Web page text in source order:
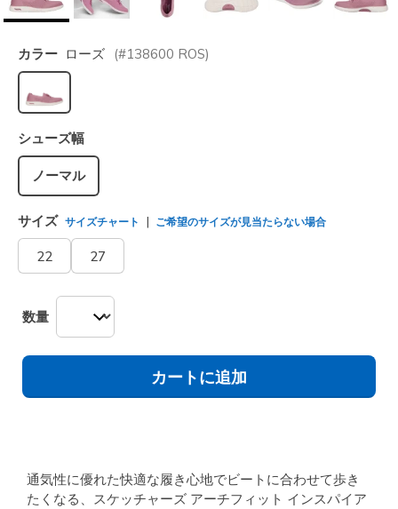
カラー ローズ (#138600 ROS)
選択されました
シューズ幅
ノーマル
サイズ サイズチャート ご希望のサイズが見当たらない場合
22 27
数量
カートに追加
通気性に優れた快適な履き心地でビートに合わせて歩き
たくなる、スケッチャーズ アーチフィット インスパイア